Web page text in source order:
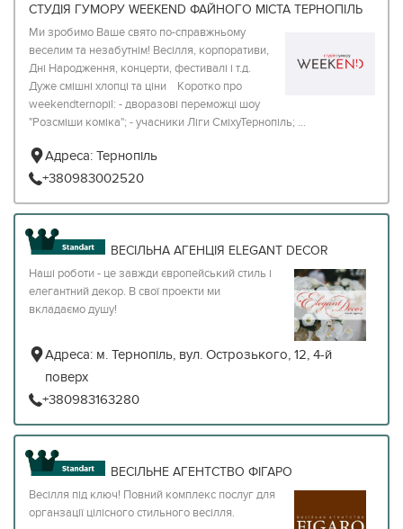
СТУДІЯ ГУМОРУ WEEKEND ФАЙНОГО МІСТА ТЕРНОПІЛЬ
Ми зробимо Ваше свято по-справжньому
веселим та незабутнім! Весілля, корпоративи,
Дні Народження, концерти, фестивалі і т.д.
Дуже смішні хлопці та ціни Коротко про
weekendternopil: - дворазові переможці шоу
"Розсміши коміка"; - учасники Ліги СміхуТернопіль; ...
Адреса: Тернопіль
+380983002520
ВЕСІЛЬНА АГЕНЦІЯ ELEGANT DECOR
Наші роботи - це завжди європейський стиль і
елегантний декор. В свої проекти ми
вкладаємо душу!
Адреса: м. Тернопіль, вул. Острозького, 12, 4-й
поверх
+380983163280
ВЕСІЛЬНЕ АГЕНТСТВО ФІГАРО
Весілля під ключ! Повний комплекс послуг для
органзації цілісного стильного весілля.